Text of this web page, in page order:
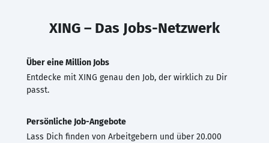
XING – Das Jobs-Netzwerk
Über eine Million Jobs
Entdecke mit XING genau den Job, der wirklich zu Dir
passt.
Persönliche Job-Angebote
Lass Dich finden von Arbeitgebern und über 20.000